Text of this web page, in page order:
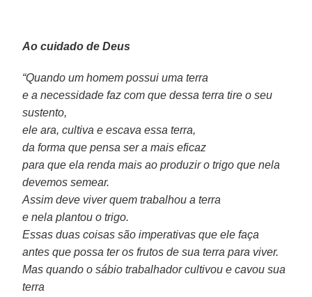
Ao cuidado de Deus
“Quando um homem possui uma terra
e a necessidade faz com que dessa terra tire o seu
sustento,
ele ara, cultiva e escava essa terra,
da forma que pensa ser a mais eficaz
para que ela renda mais ao produzir o trigo que nela
devemos semear.
Assim deve viver quem trabalhou a terra
e nela plantou o trigo.
Essas duas coisas são imperativas que ele faça
antes que possa ter os frutos de sua terra para viver.
Mas quando o sábio trabalhador cultivou e cavou sua
terra